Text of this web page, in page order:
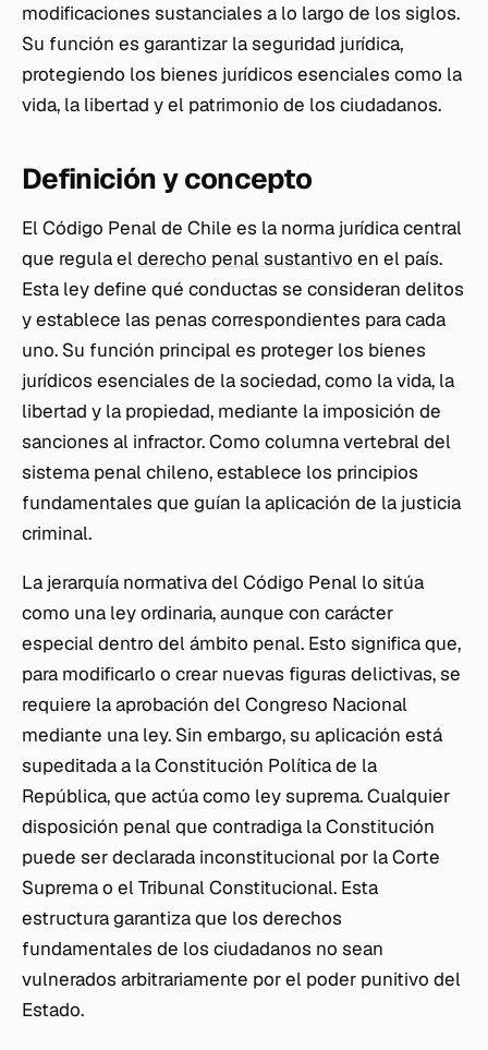
modificaciones sustanciales a lo largo de los siglos.
Su función es garantizar la seguridad jurídica,
protegiendo los bienes jurídicos esenciales como la
vida, la libertad y el patrimonio de los ciudadanos.
Definición y concepto
El Código Penal de Chile es la norma jurídica central
que regula elderecho penal sustantivo en el país.
Esta ley define qué conductas se consideran delitos
y establece las penas correspondientes para cada
uno. Su función principal es proteger los bienes
jurídicos esenciales de la sociedad, como la vida, la
libertad y la propiedad, mediante la imposición de
sanciones al infractor. Como columna vertebral del
sistema penal chileno, establece los principios
fundamentales que guían la aplicación de la justicia
criminal.
La jerarquía normativa del Código Penal lo sitúa
como una ley ordinaria, aunque con carácter
especial dentro del ámbito penal. Esto significa que,
para modificarlo o crear nuevas figuras delictivas, se
requiere la aprobación del Congreso Nacional
mediante una ley. Sin embargo, su aplicación está
supeditada a la Constitución Política de la
República, que actúa como ley suprema. Cualquier
disposición penal que contradiga la Constitución
puede ser declarada inconstitucional por la Corte
Suprema o el Tribunal Constitucional. Esta
estructura garantiza que los derechos
fundamentales de los ciudadanos no sean
vulnerados arbitrariamente por el poder punitivo del
Estado.